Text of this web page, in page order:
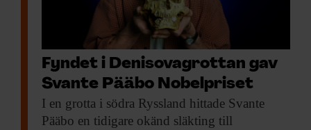
på immunförsvaret. Han kallade dem
regulatoriska T-celler.
Fyndet i Denisovagrottan gav
Svante Pääbo Nobelpriset
I en grotta i södra Ryssland hittade Svante
Pääbo en tidigare okänd släkting till